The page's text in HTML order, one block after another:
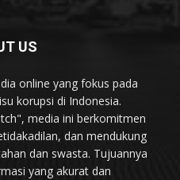
US
online yang fokus pada
korupsi di Indonesia.
media ini berkomitmen
dan mendukung
dan swasta. Tujuannya
yang akurat dan